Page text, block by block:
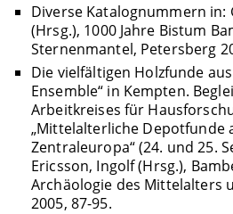
Diverse Katalognummern in:
(Hrsg.), 1000 Jahre Bistum
Sternenmantel, Petersberg
Die vielfältigen Holzfunde
Ensemble“ in Kempten.
Arbeitkreises für
„Mittelalterliche Depotfunde
Zentraleuropa“ (24. und 25.
Ericsson, Ingolf (Hrsg.),
Archäologie des Mittelalters
2005, 87-95.